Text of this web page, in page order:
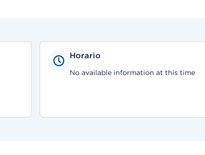
Horario
No available information at this time